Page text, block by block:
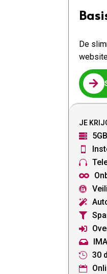
De

JE









 30
